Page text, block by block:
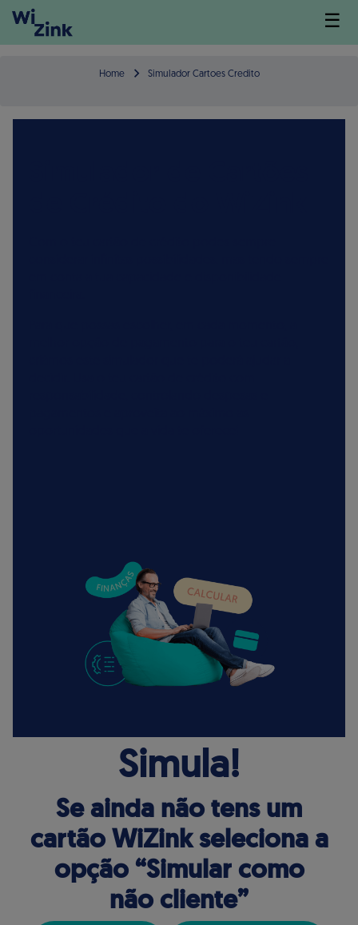
☰
Home Simulador Cartoes Credito
Simula!
Se ainda não tens um
cartão WiZink seleciona a
opção “Simular como
não cliente”